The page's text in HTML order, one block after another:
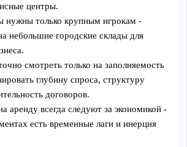
центры.
нужны только крупным игрокам -
небольшие городские склады для
смотреть только на заполняемость
глубину спроса, структуру
договоров.
аренду всегда следуют за экономикой -
есть временные лаги и инерция